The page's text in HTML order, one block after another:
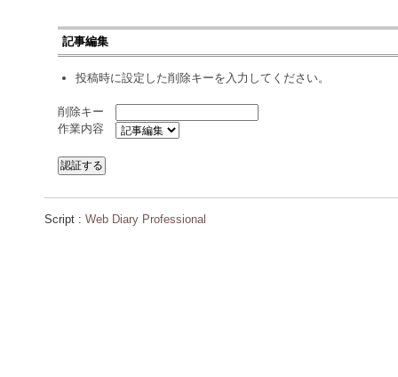
記事編集
投稿時に設定した削除キーを入力してください。
削除キー
作業内容
Script : Web Diary Professional